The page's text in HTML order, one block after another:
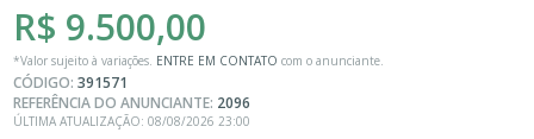
R$ 9.500,00
*Valor sujeito à variações. ENTRE EM CONTATO com o anunciante.
CÓDIGO:391571
REFERÊNCIA DO ANUNCIANTE: 2096
ÚLTIMA ATUALIZAÇÃO: 08/08/2026 23:00